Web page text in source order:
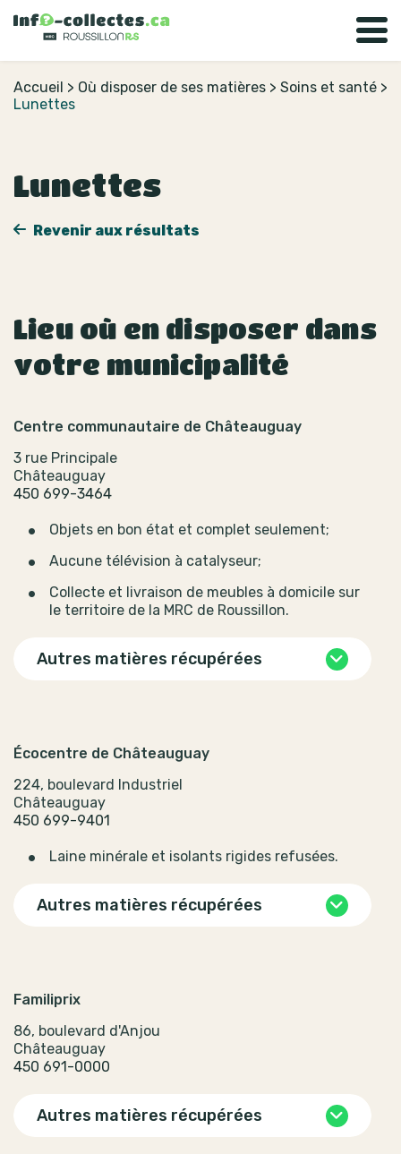
Accueil > Où disposer de ses matières > Soins et santé >
Lunettes
Lunettes
Revenir aux résultats
Lieu où en disposer dans
votre municipalité
Centre communautaire de Châteauguay
3 rue Principale
Châteauguay
450 699-3464
Objets en bon état et complet seulement;
Aucune télévision à catalyseur;
Collecte et livraison de meubles à domicile sur
le territoire de la MRC de Roussillon.
Autres matières récupérées
Écocentre de Châteauguay
224, boulevard Industriel
Châteauguay
450 699-9401
Laine minérale et isolants rigides refusées.
Autres matières récupérées
Familiprix
86, boulevard d'Anjou
Châteauguay
450 691-0000
Autres matières récupérées